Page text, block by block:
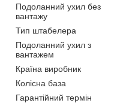
Подоланний ухил без
вантажу
Тип штабелера
Подоланний ухил з
вантажем
Країна виробник
Колісна база
Гарантійний термін